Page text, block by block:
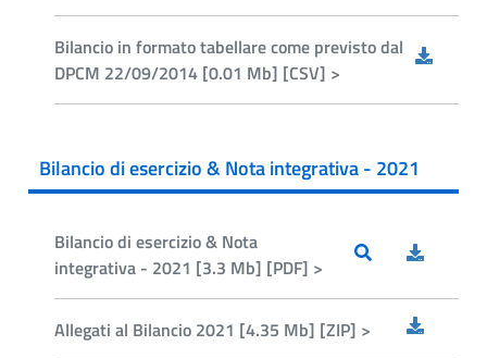
Bilancio in formato tabellare come previsto dal
DPCM 22/09/2014 [0.01 Mb] [CSV] >
Bilancio di esercizio & Nota integrativa - 2021
Bilancio di esercizio & Nota
integrativa - 2021 [3.3 Mb] [PDF] >
Allegati al Bilancio 2021 [4.35 Mb] [ZIP] >